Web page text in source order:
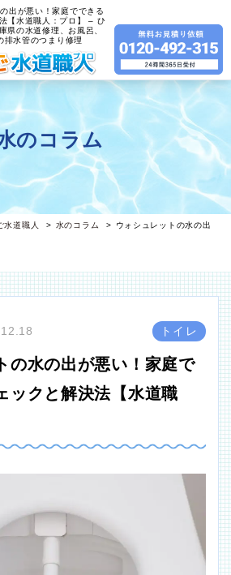
出が悪い！家庭でできる
【水道職人：プロ】 – ひ
県の水道修理、お風呂、
排水管のつまり修理
のコラム
水道職人 水のコラム
ウォシュレットの水の出
トイレ
の水の出が悪い！家庭で
ックと解決法【水道職